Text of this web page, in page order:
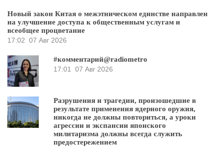
Новый закон Китая о межэтническом единстве направлен
на улучшение доступа к общественным услугам и
всеобщее процветание
17:02 07 Авг 2026
#комментарий@radiometro
17:01
07 Авг 2026
Разрушения и трагедии, произошедшие в
результате применения ядерного оружия,
никогда не должны повториться, а уроки
агрессии и экспансии японского
милитаризма должны всегда служить
предостережением